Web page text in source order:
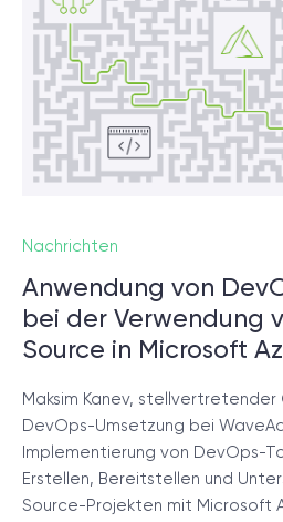
Nachrichten
Anwendung von
bei der Verwendung
Source in Microsoft
Maksim Kanev,
DevOps-Umsetzung bei
Implementierung von DevOps-
Erstellen, Bereitstellen und
Source-Projekten mit Microsoft